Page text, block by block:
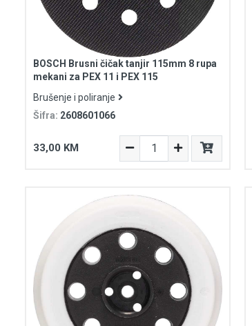
BOSCH Brusni čičak tanjir 115mm 8 rupa
mekani za PEX 11 i PEX 115
Brušenje i poliranje
Šifra: 2608601066
33,00 KM